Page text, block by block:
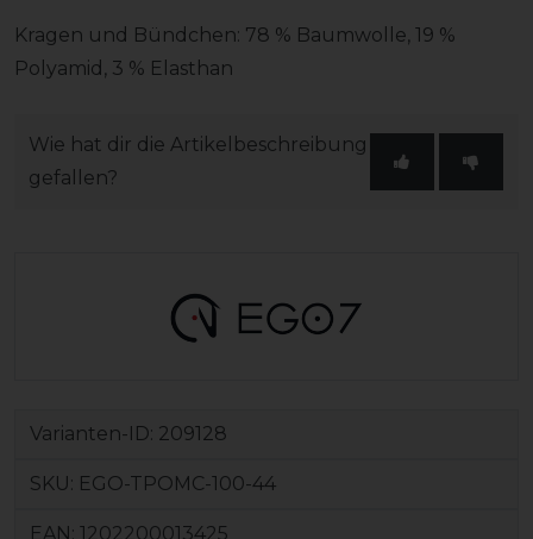
Kragen und Bündchen: 78 % Baumwolle, 19 %
Polyamid, 3 % Elasthan
Wie hat dir die Artikelbeschreibung
gefallen?
Varianten-ID: 209128
SKU: EGO-TPOMC-100-44
EAN: 1202200013425